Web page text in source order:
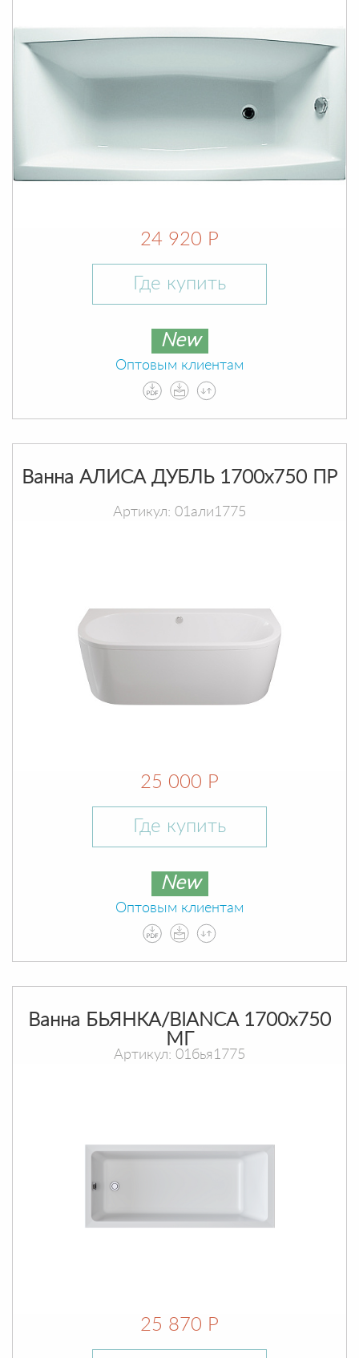
24 920 Р
Где купить
New
Оптовым клиентам
Ванна АЛИСА ДУБЛЬ 1700х750 ПР
Артикул: 01али1775
25 000 Р
Где купить
New
Оптовым клиентам
Ванна БЬЯНКА/BIANCA 1700х750
МГ
Артикул: 01бья1775
25 870 Р